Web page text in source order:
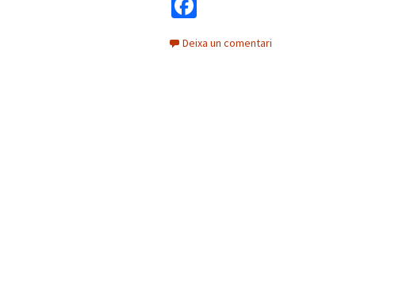
b
Deixa un comentari